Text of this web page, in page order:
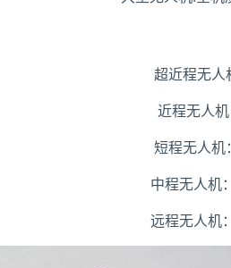
超近程无人
近程无人
短程无人机
中程无人机
远程无人机